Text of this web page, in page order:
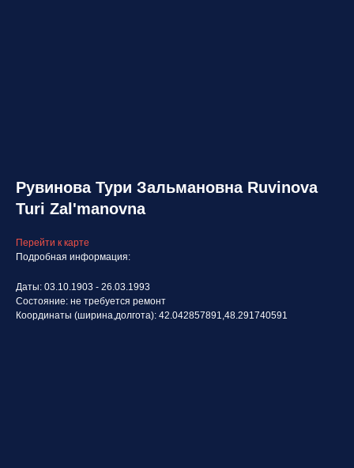
Рувинова Тури Зальмановна Ruvinova
Turi Zal'manovna
Перейти к карте
Подробная информация:
Даты: 03.10.1903 - 26.03.1993
Состояние: не требуется ремонт
Координаты (ширина,долгота): 42.042857891,48.291740591